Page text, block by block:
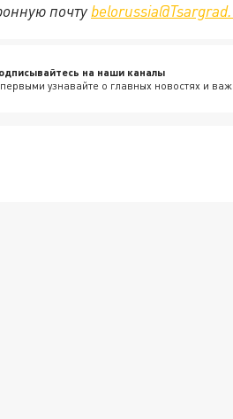
почту
на наши каналы
узнавайте о главных новостях и